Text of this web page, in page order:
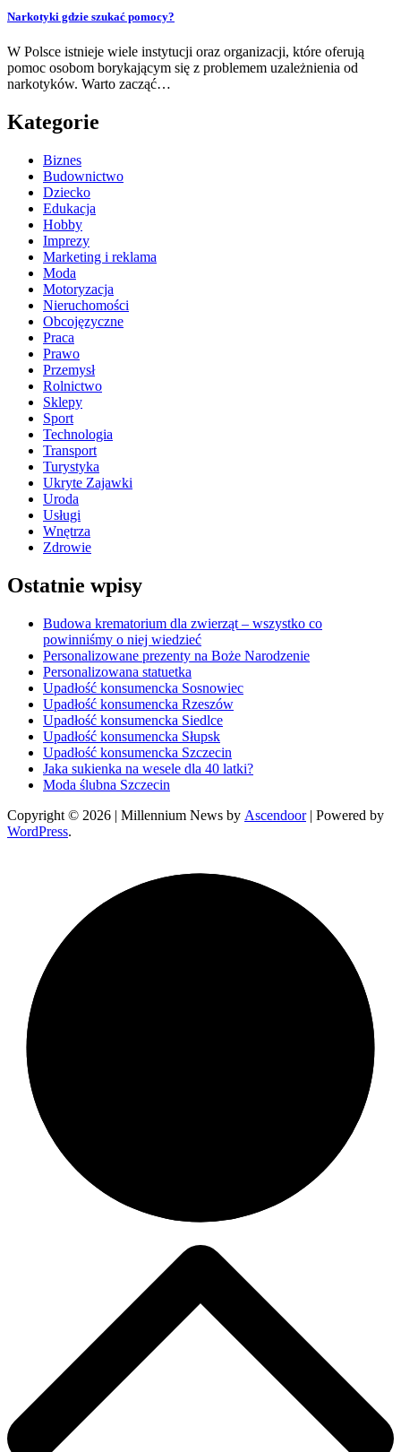
Narkotyki gdzie szukać pomocy?
W Polsce istnieje wiele instytucji oraz organizacji, które oferują
pomoc osobom borykającym się z problemem uzależnienia od
narkotyków. Warto zacząć…
Kategorie
Biznes
Budownictwo
Dziecko
Edukacja
Hobby
Imprezy
Marketing i reklama
Moda
Motoryzacja
Nieruchomości
Obcojęzyczne
Praca
Prawo
Przemysł
Rolnictwo
Sklepy
Sport
Technologia
Transport
Turystyka
Ukryte Zajawki
Uroda
Usługi
Wnętrza
Zdrowie
Ostatnie wpisy
Budowa krematorium dla zwierząt – wszystko co
powinniśmy o niej wiedzieć
Personalizowane prezenty na Boże Narodzenie
Personalizowana statuetka
Upadłość konsumencka Sosnowiec
Upadłość konsumencka Rzeszów
Upadłość konsumencka Siedlce
Upadłość konsumencka Słupsk
Upadłość konsumencka Szczecin
Jaka sukienka na wesele dla 40 latki?
Moda ślubna Szczecin
Copyright © 2026 | Millennium News by Ascendoor| Powered by
WordPress.